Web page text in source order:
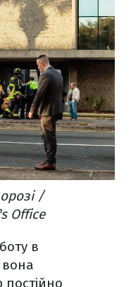
/
Office
в